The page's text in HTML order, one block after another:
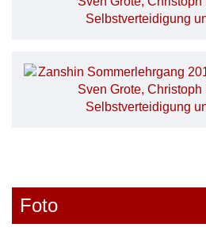
Foto